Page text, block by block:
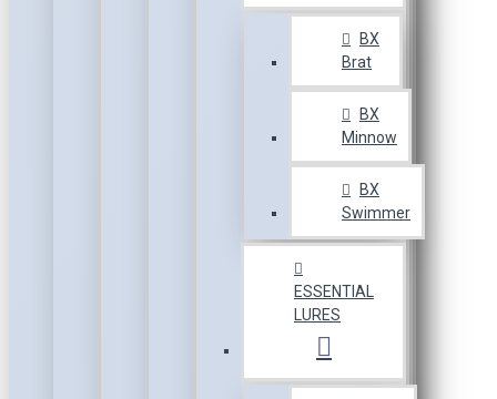
BX
Brat
BX
Minnow
BX
Swimmer
ESSENTIAL
LURES